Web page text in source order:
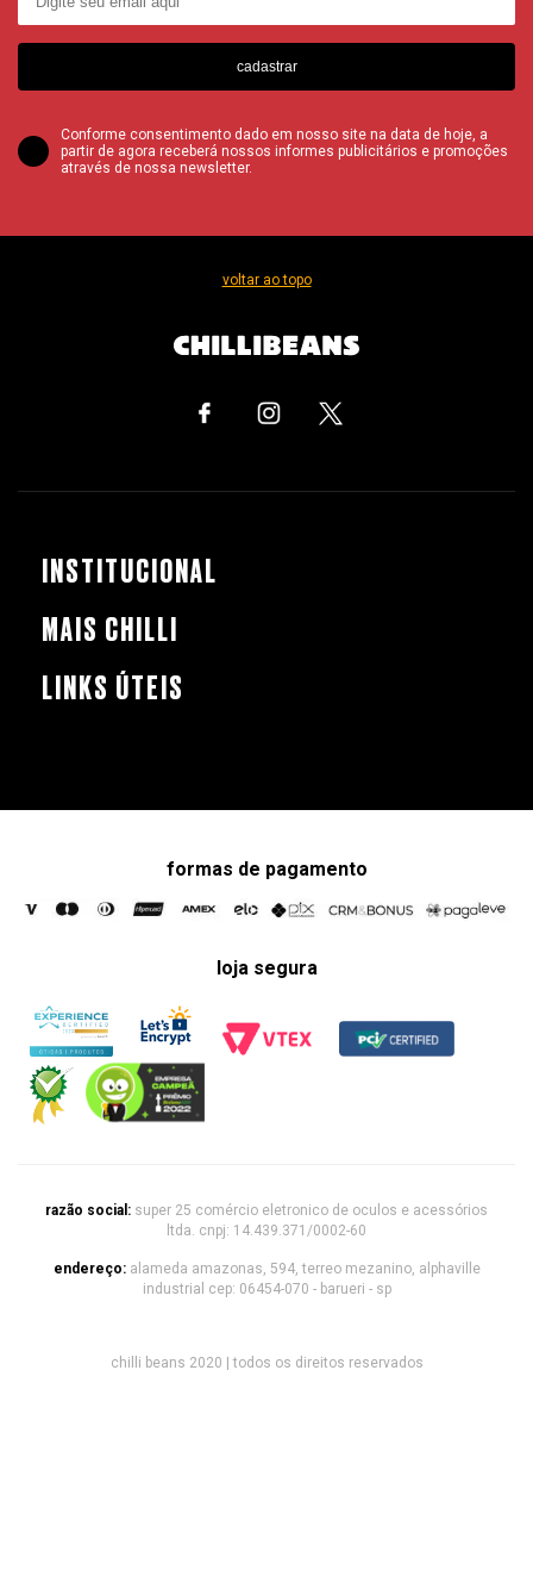
cadastrar
Conforme consentimento dado em nosso site na data de hoje, a
partir de agora receberá nossos informes publicitários e promoções
através de nossa newsletter.
voltar ao topo
INSTITUCIONAL
MAIS CHILLI
LINKS ÚTEIS
formas de pagamento
loja segura
razão social: super 25 comércio eletronico de oculos e acessórios
ltda. cnpj: 14.439.371/0002-60
endereço: alameda amazonas, 594, terreo mezanino, alphaville
industrial cep: 06454-070 - barueri - sp
chilli beans 2020 | todos os direitos reservados